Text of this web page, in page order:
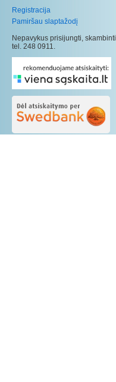
Registracija
Pamiršau slaptažodį
Nepavykus prisijungti, skambinti
tel. 248 0911.